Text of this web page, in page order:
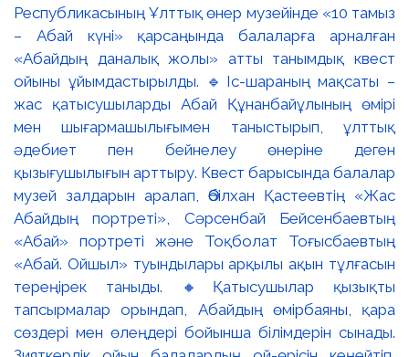
Республикасының Ұлттық өнер музейінде «10 тамыз
– Абай күні» қарсаңында балаларға арналған
«Абайдың даналық жолы» атты танымдық квест
ойыны ұйымдастырылды. 🔹Іс-шараның мақсаты –
жас қатысушыларды Абай Құнанбайұлының өмірі
мен шығармашылығымен таныстырып, ұлттық
әдебиет пен бейнелеу өнеріне деген
қызығушылығын арттыру. Квест барысында балалар
музей залдарын аралап, Әбілхан Қастеевтің «Жас
Абайдың портреті», Сәрсенбай Бейсенбаевтың
«Абай» портреті және Тоқболат Тоғысбаевтың
«Абай. Ойшыл» туындылары арқылы ақын тұлғасын
тереңірек таныды. 🔸Қатысушылар қызықты
тапсырмалар орындап, Абайдың өмірбаяны, қара
сөздері мен өлеңдері бойынша білімдерін сынады.